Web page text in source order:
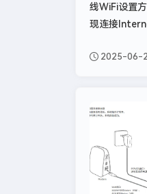
线WiFi设置
现连接
2025-06-